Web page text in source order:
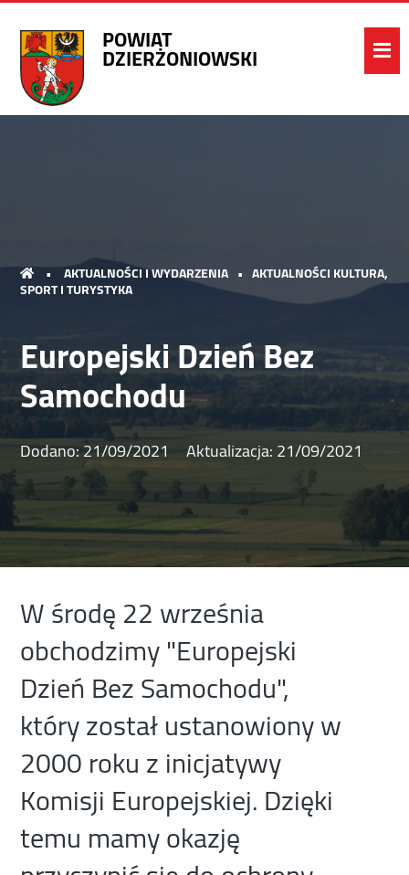
POWIAT
DZIERŻONIOWSKI
• AKTUALNOŚCI I WYDARZENIA • AKTUALNOŚCI KULTURA,
SPORT I TURYSTYKA
Europejski Dzień Bez
Samochodu
Dodano:21/09/2021 Aktualizacja:21/09/2021
W środę 22 września
obchodzimy "Europejski
Dzień Bez Samochodu",
który został ustanowiony w
2000 roku z inicjatywy
Komisji Europejskiej. Dzięki
temu mamy okazję